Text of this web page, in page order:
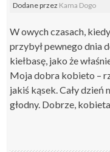
Dodaneprzez Kama Dogo
W owych czasach,
przybył pewnego dnia
kiełbasę, jako że
Moja dobra kobieto –
jakiś kąsek. Cały dzień
głodny. Dobrze,